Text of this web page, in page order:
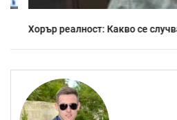
Хорър реалност: Какво се случва